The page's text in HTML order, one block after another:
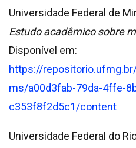
Universidade Federal de
Estudo acadêmico sobre
Disponível em:
https://
ms/a00d3fab-79da-4ffe-
c353f8f2d5c1/content
Universidade Federal do